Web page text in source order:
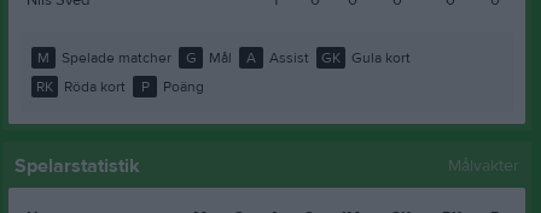
M Spelade matcher G Mål A Assist GK
Gula kort
RK
Röda kort P Poäng
Spelarstatistik Målvakter